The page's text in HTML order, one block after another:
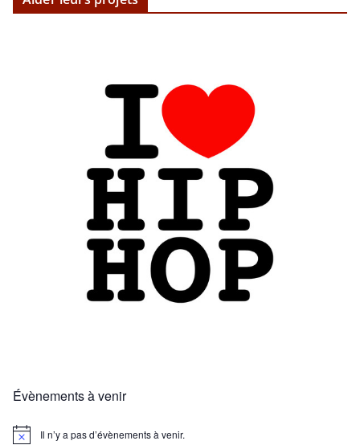
Évènements à venir
N
Il n’y a pas d’évènements à venir.